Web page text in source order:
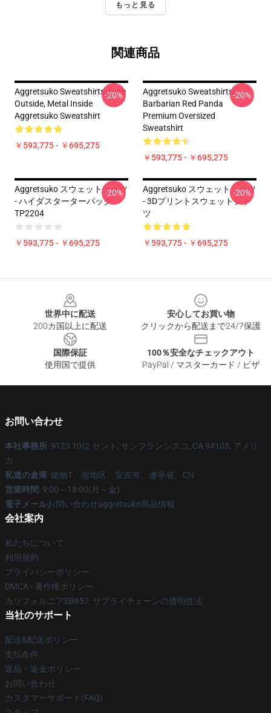
もっと見る
関連商品
Aggretsuko Sweatshirts: Cute
Outside, Metal Inside
Aggretsuko Sweatshirt
￥593,775 - ￥695,275
-20%
Aggretsuko Sweatshirts:
Barbarian Red Panda
Premium Oversized
Sweatshirt
￥593,775 - ￥695,275
-20%
Aggretsuko スウェットシャツ
- ハイダスターターパック
TP2204
￥593,775 - ￥695,275
-20%
Aggretsuko スウェットシャツ
- 3Dプリントスウェットシャ
ツ
￥593,775 - ￥695,275
-20%
世界中に配送
200カ国以上に配送
安心してお買い物
クリックから配送まで24/7保護
国際保証
使用国で提供
100％安全なチェックアウト
PayPal / マスターカード / ビザ
お問い合わせ
本社事務所: 9123 10位 セント, サンフランシスコ, CA 94103, アメリ
カ
私達の倉庫: 建物1、南地区、安吉市、遼寧省、CN
営業時間: 9:00～18:00(月～金)
電子メールお問い合わせaggretsuko商品情報
会社案内
私たちについて
利用規約
プライバシーポリシー
DMCA - 著作権ポリシー
カリフォルニアSB657: サプライチェーンの透明性法
当社のサポート
配送&配送ポリシー
支払条件
返品・返金ポリシー
お問い合わせ
カスタマーサポート(FAQ)